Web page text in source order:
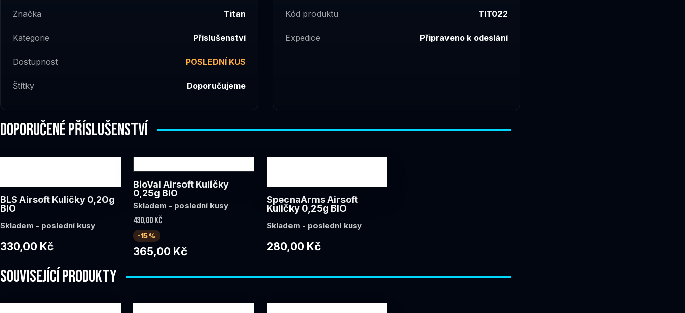
Značka Titan
Kategorie Příslušenství
Dostupnost POSLEDNÍ KUS
Štítky Doporučujeme
Kód produktu TIT022
Expedice Připraveno k odeslání
DOPORUČENÉ PŘÍSLUŠENSTVÍ
BLS Airsoft Kuličky 0,20g
BIO
Skladem - poslední kusy
330,00 Kč
BioVal Airsoft Kuličky
0,25g BIO
Skladem - poslední kusy
430,00 Kč
-15 %
365,00 Kč
SpecnaArms Airsoft
Kuličky 0,25g BIO
Skladem - poslední kusy
280,00 Kč
SOUVISEJÍCÍ PRODUKTY